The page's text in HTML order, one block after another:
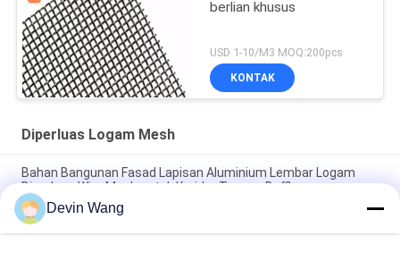
berlian khusus
USD 1-10/M3 MOQ:200pcs
KONTAK
Diperluas Logam Mesh
Bahan Bangunan Fasad Lapisan Aluminium Lembar Logam
Diperluas Wire Mesh untuk Koridor Tangga Baffle
Pelindung Sinyal Magnetik Grounding Metal Mesh Tembaga
Wire Mesh Diperluas
Devin Wang